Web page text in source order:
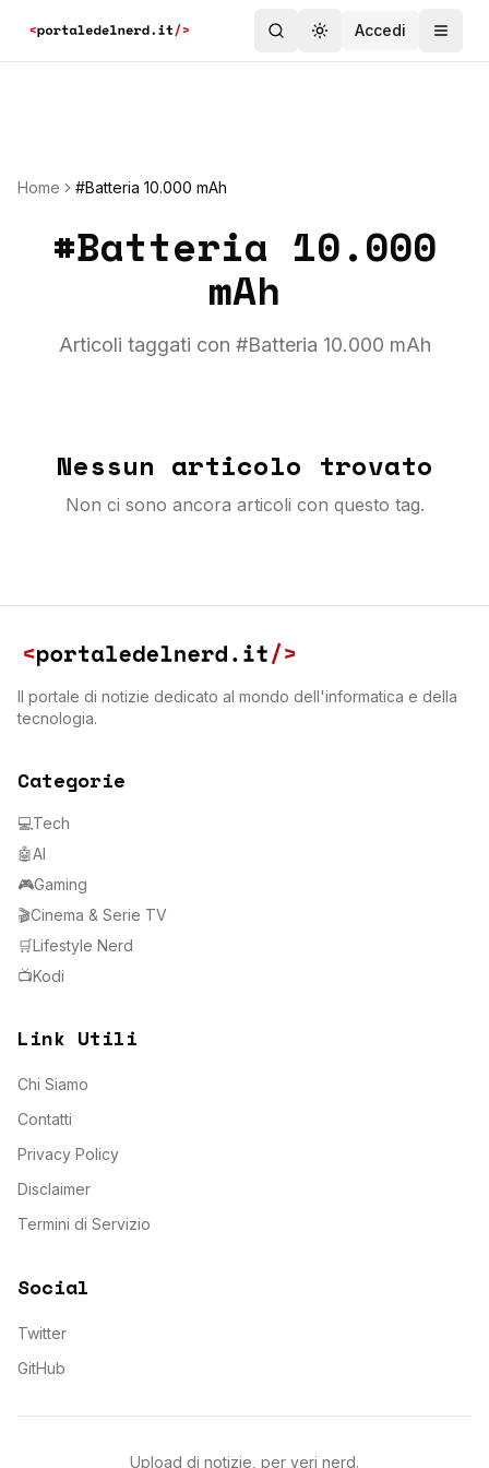
Toggle theme
Accedi
Home #Batteria 10.000 mAh
#Batteria 10.000
mAh
Articoli taggati con #Batteria 10.000 mAh
Nessun articolo trovato
Non ci sono ancora articoli con questo tag.
Il portale di notizie dedicato al mondo dell'informatica e della
tecnologia.
Categorie
💻Tech
🤖AI
🎮Gaming
🎬Cinema & Serie TV
🛒Lifestyle Nerd
📺Kodi
Link Utili
Chi Siamo
Contatti
Privacy Policy
Disclaimer
Termini di Servizio
Social
Twitter
GitHub
Upload di notizie, per veri nerd.